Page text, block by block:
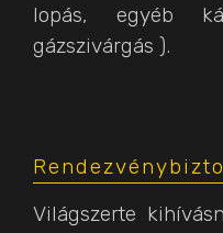
lopás, egyéb
gázszivárgás ).
Világszerte